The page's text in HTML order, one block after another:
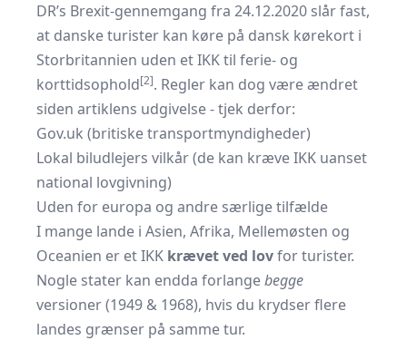
DR’s Brexit-gennemgang fra 24.12.2020 slår fast,
at danske turister kan køre på dansk kørekort i
Storbritannien uden et IKK til ferie- og
korttidsophold[2]. Regler kan dog være ændret
siden artiklens udgivelse - tjek derfor:
Gov.uk (britiske transportmyndigheder)
Lokal biludlejers vilkår (de kan kræve IKK uanset
national lovgivning)
Uden for europa og andre særlige tilfælde
I mange lande i Asien, Afrika, Mellemøsten og
Oceanien er et IKK krævet ved lovfor turister.
Nogle stater kan endda forlangebegge
versioner (1949 & 1968), hvis du krydser flere
landes grænser på samme tur.